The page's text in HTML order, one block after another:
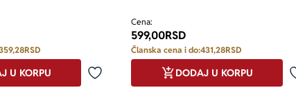
RSD
Dodaj u omiljene
U KORPU
Cena:
599,00RSD
Članska cena i do:431,28RSD
DODAJ U KORPU